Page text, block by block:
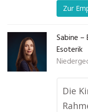
Zur
Sabine –
Esoterik
Die